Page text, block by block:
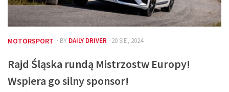
MOTORSPORT · BY DAILY DRIVER · 20 SIE, 2024
Rajd Śląska rundą Mistrzostw Europy!
Wspiera go silny sponsor!